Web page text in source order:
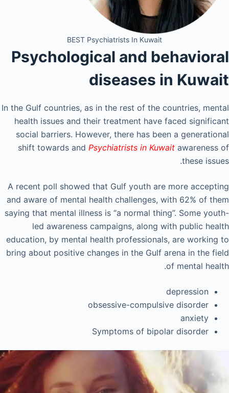
BEST Psychiatrists In Kuwait
Psychological and behavioral
diseases in Kuwait
In the Gulf countries, as in the rest of the countries, mental
health issues and their treatment have faced significant
social barriers. However, there has been a generational
shift towards and Psychiatrists in Kuwait awareness of
these issues.
A recent poll showed that Gulf youth are more accepting
and aware of mental health challenges, with 62% of them
saying that mental illness is “a normal thing”. Some youth-
led awareness campaigns, along with public health
education, by mental health professionals, are working to
bring about positive changes in the Gulf arena in the field
of mental health.
depression
obsessive-compulsive disorder
anxiety
Symptoms of bipolar disorder